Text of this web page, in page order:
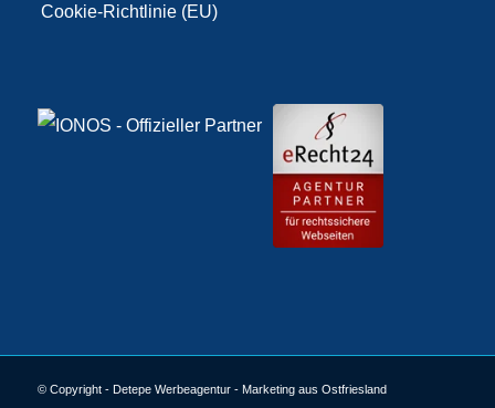
Cookie-Richtlinie (EU)
© Copyright - Detepe Werbeagentur - Marketing aus Ostfriesland